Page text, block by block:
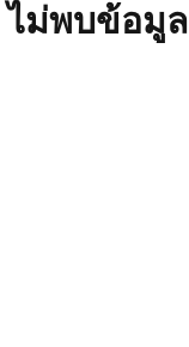
ไม่พบข้อมูล